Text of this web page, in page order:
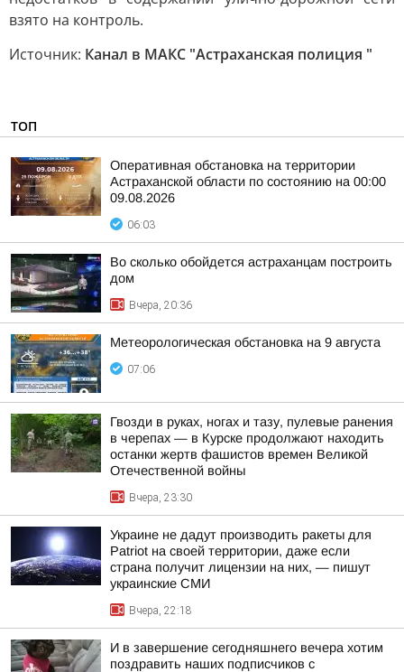
взято на контроль.
Источник: Канал в МАКС "Астраханская полиция "
ТОП
Оперативная обстановка на территории
Астраханской области по состоянию на 00:00
09.08.2026
06:03
Во сколько обойдется астраханцам построить
дом
Вчера, 20:36
Метеорологическая обстановка на 9 августа
07:06
Гвозди в руках, ногах и тазу, пулевые ранения
в черепах — в Курске продолжают находить
останки жертв фашистов времен Великой
Отечественной войны
Вчера, 23:30
Украине не дадут производить ракеты для
Patriot на своей территории, даже если
страна получит лицензии на них, — пишут
украинские СМИ
Вчера, 22:18
И в завершение сегодняшнего вечера хотим
поздравить наших подписчиков с